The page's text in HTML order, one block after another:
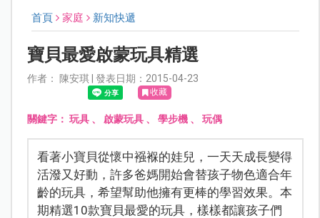
首頁 家庭 新知快遞
寶貝最愛啟蒙玩具精選
作者： 陳安琪 | 發表日期：2015-04-23
收藏
關鍵字： 玩具、 啟蒙玩具、 學步機、 玩偶
看著小寶貝從懷中襁褓的娃兒，一天天成長變得
活潑又好動，許多爸媽開始會替孩子物色適合年
齡的玩具，希望幫助他擁有更棒的學習效果。本
期精選10款寶貝最愛的玩具，樣樣都讓孩子們